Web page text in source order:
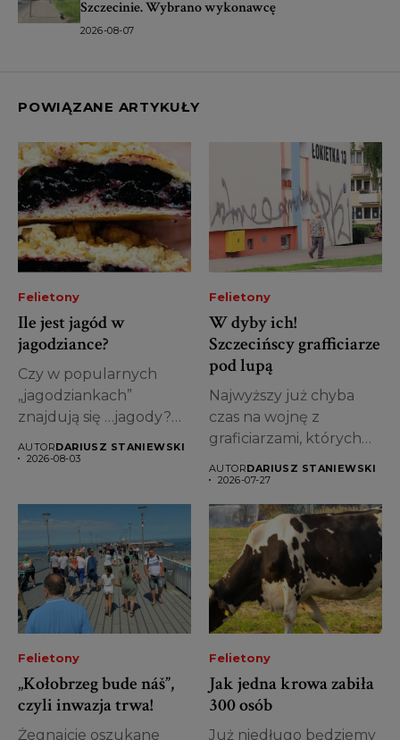
Szczecinie. Wybrano wykonawcę
2026-08-07
POWIĄZANE ARTYKUŁY
Felietony
Ile jest jagód w
jagodziance?
Czy w popularnych
„jagodziankach”
znajdują się …jagody?
gatunku...
AUTORDARIUSZ STANIEWSKI
2026-08-03
Felietony
W dyby ich!
Szczecińscy grafficiarze
pod lupą
Najwyższy już chyba
czas na wojnę z
graficiarzami, których
wiele...
AUTORDARIUSZ STANIEWSKI
2026-07-27
Felietony
„Kołobrzeg bude náš”,
czyli inwazja trwa!
Żegnajcie oszukane
Felietony
Jak jedna krowa zabiła
300 osób
Już niedługo będziemy